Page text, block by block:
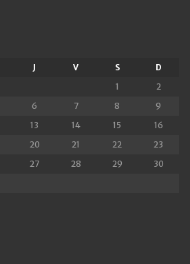
J V S
D
1
2
6 7 8
9
13 14 15
16
20 21 22
23
27 28 29
30